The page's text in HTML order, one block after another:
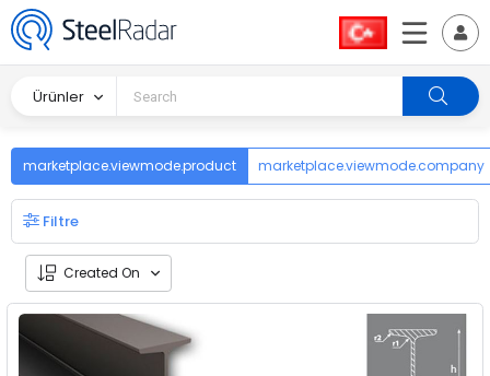
Ürünler
marketplace.viewmode.product marketplace.viewmode.company
Filtre
Created On